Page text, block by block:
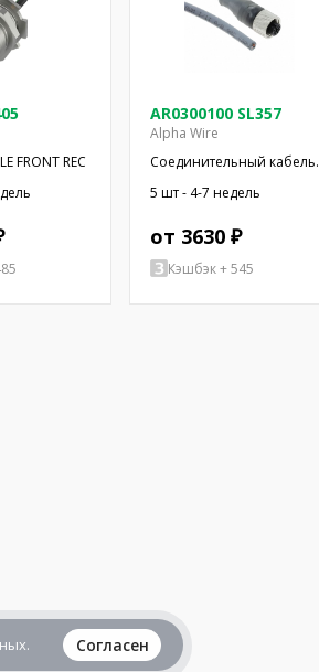
FRONT REC
AR0300100 SL357
Alpha Wire
Соединительный кабель;
M12; PIN: 3; прямой; 3м;
вилка; 250ВAC; 2,7А
5 шт - 4-7 недель
от 3630 ₽
Кэшбэк + 545
Согласен